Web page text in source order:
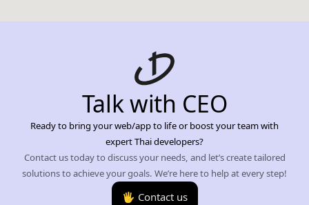
Talk with CEO
Ready to bring your web/app to life or boost your team with
expert Thai developers?
Contact us today to discuss your needs, and let’s create tailored
solutions to achieve your goals. We’re here to help at every step!
🖐️ Contact us